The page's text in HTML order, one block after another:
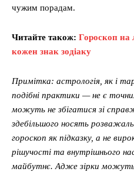
чужим порадам.
Читайте також: Гороскоп на
кожен знак зодіаку
Примітка: астрологія, як і
подібні практики — не є
можуть не збігатися зі
здебільшого носять
гороскоп як підказку, а не
рішучості та внутрішнього
майбутнє. Адже зірки